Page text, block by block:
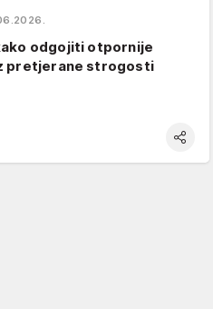
odgojiti otpornije
pretjerane strogosti